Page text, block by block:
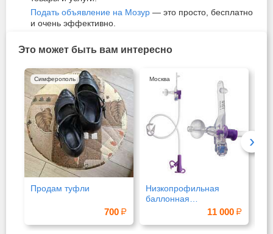
Подать объявление на Мозур — это просто, бесплатно
и очень эффективно.
Это может быть вам интересно
Продам туфли
700
Симферополь
Низкопрофильная
баллонная
гастростомическая11 000
Москва
›